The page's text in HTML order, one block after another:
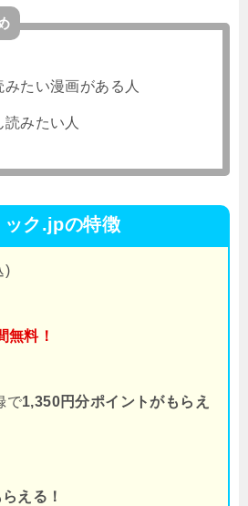
たい漫画がある人
みたい人
ック.jpの特徴
)
無料！
で1,350円分ポイントがもらえ
える！